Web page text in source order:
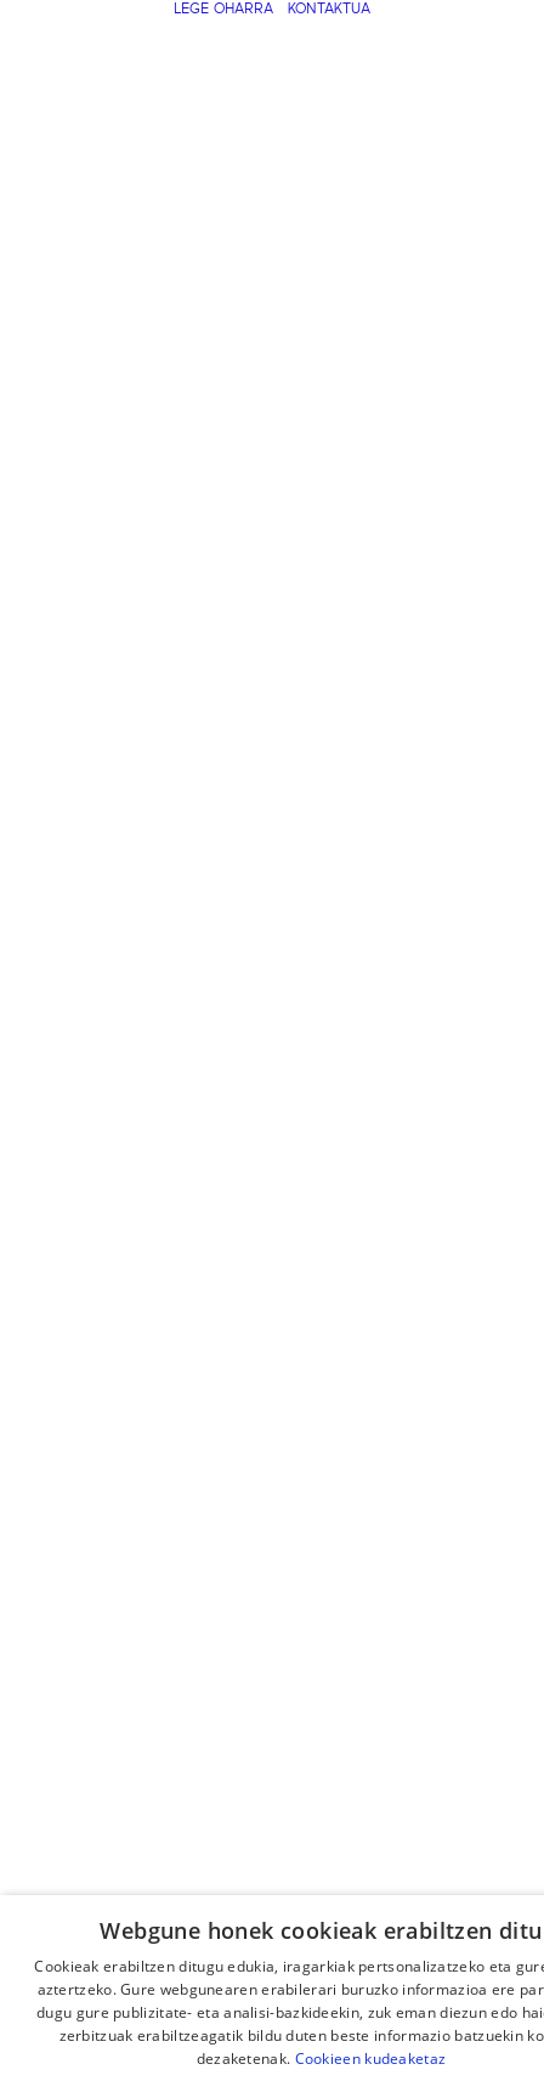
LEGE OHARRA KONTAKTUA
Webgune honek cookieak erabiltzen ditu
Cookieak erabiltzen ditugu edukia, iragarkiak pertsonalizatzeko eta
aztertzeko. Gure webgunearen erabilerari buruzko informazioa ere
dugu gure publizitate- eta analisi-bazkideekin, zuk eman diezun edo
zerbitzuak erabiltzeagatik bildu duten beste informazio batzuekin
dezaketenak. Cookieen kudeaketaz